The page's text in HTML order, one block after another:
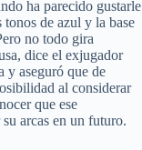
ha parecido gustarle
de azul y la base
no todo gira
dice el exjugador
y aseguró que de
al considerar
que ese
arcas en un futuro.